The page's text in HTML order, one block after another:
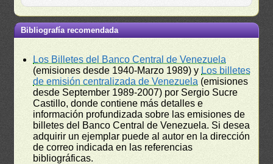
Bibliografía recomendada
Los Billetes del Banco Central de Venezuela
(emisiones desde 1940-Marzo 1989) y Los billetes
de emisión centralizada de Venezuela (emisiones
desde September 1989-2007) por Sergio Sucre
Castillo, donde contiene más detalles e
información profundizada sobre las emisiones de
billetes del Banco Central de Venezuela. Si desea
adquirir un ejemplar puede al autor en la dirección
de correo indicada en las referencias
bibliográficas.